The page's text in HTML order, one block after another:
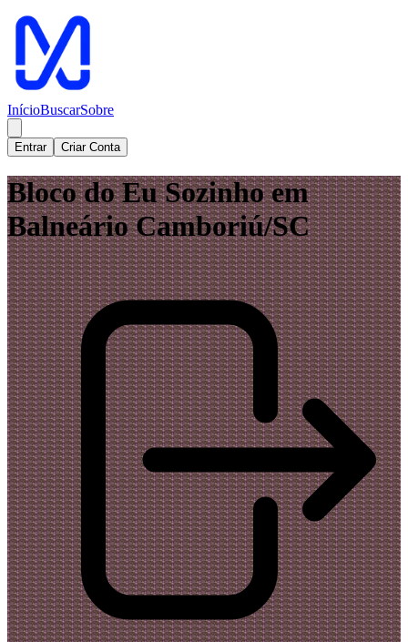
InícioBuscarSobre
Entrar Criar Conta
Bloco do Eu Sozinho em
Balneário Camboriú/SC